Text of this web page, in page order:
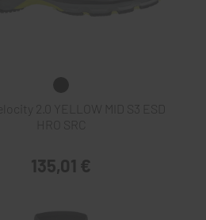
2.0 YELLOW MID S3 ESD
135,01 €